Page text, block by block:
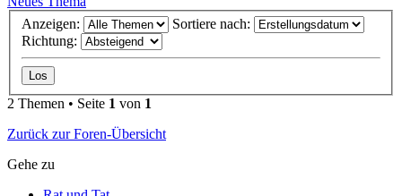
Anzeigen:
Sortiere nach:
Richtung:
2 Themen • Seite 1 von 1
Zurück zur Foren-Übersicht
Gehe zu